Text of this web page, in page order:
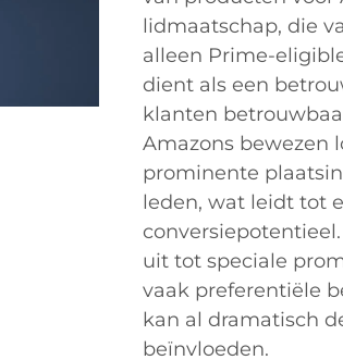
lidmaatschap, die
alleen Prime-
dient als een
klanten
Amazons bewezen
prominente
leden, wat leidt tot
uit tot speciale
vaak preferentiële
kan al dramatisch
beïnvloeden.